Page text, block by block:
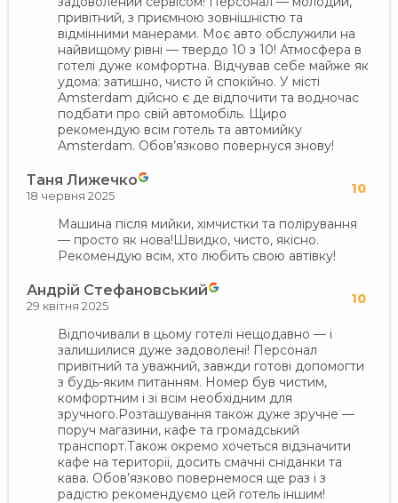
привітний, з приємною зовнішністю та
відмінними манерами. Моє авто обслужили на
найвищому рівні — твердо 10 з 10! Атмосфера в
готелі дуже комфортна. Відчував себе майже як
удома: затишно, чисто й спокійно. У місті
Amsterdam дійсно є де відпочити та водночас
подбати про свій автомобіль. Щиро
рекомендую всім готель та автомийку
Amsterdam. Обов’язково повернуся знову!
Таня Лижечко 10
18 червня 2025
Машина після мийки, хімчистки та полірування
— просто як нова!Швидко, чисто, якісно.
Рекомендую всім, хто любить свою автівку!
Андрій Стефановський 10
29 квітня 2025
Відпочивали в цьому готелі нещодавно — і
залишилися дуже задоволені! Персонал
привітний та уважний, завжди готові допомогти
з будь-яким питанням. Номер був чистим,
комфортним і зі всім необхідним для
зручного.Розташування також дуже зручне —
поруч магазини, кафе та громадський
транспорт.Також окремо хочеться відзначити
кафе на території, досить смачні сніданки та
кава. Обов’язково повернемося ще раз і з
радістю рекомендуємо цей готель іншим!